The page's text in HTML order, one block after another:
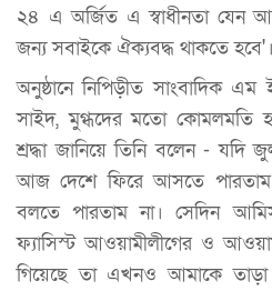
২৪ এ অর্জিত এ স্বাধীনতা যেন
জন্য সবাইকে ঐক্যবদ্ধ থাকতে হবে'।
অনুষ্ঠানে নিপিড়ীত সাংবাদিক
সাইদ, মুগ্ধদের মতো কোমলমতি
শ্রদ্ধা জানিয়ে তিনি বলেন - যদি
আজ দেশে ফিরে আসতে পারতাম
বলতে পারতাম না। সেদিন
ফ্যাসিস্ট আওয়ামীলীগের ও
গিয়েছে তা এখনও আমাকে তাড়া